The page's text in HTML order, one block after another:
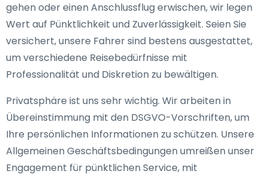
gehen oder einen Anschlussflug erwischen, wir legen
Wert auf Pünktlichkeit und Zuverlässigkeit. Seien Sie
versichert, unsere Fahrer sind bestens ausgestattet,
um verschiedene Reisebedürfnisse mit
Professionalität und Diskretion zu bewältigen.
Privatsphäre ist uns sehr wichtig. Wir arbeiten in
Übereinstimmung mit den DSGVO-Vorschriften, um
Ihre persönlichen Informationen zu schützen. Unsere
Allgemeinen Geschäftsbedingungen umreißen unser
Engagement für pünktlichen Service, mit